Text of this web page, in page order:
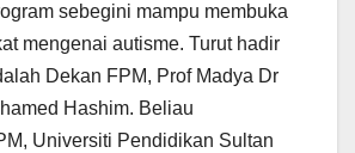
sebegini mampu membuka
mengenai autisme. Turut hadir
Dekan FPM, Prof Madya Dr
Hashim. Beliau
Universiti Pendidikan Sultan